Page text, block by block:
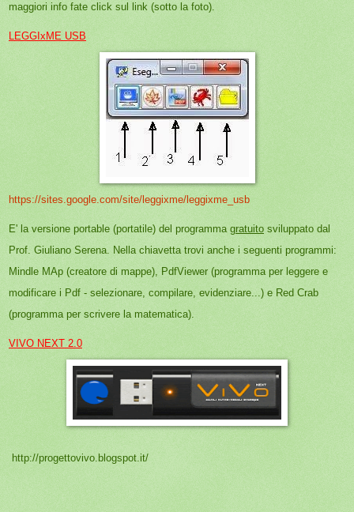
maggiori info fate click sul link (sotto la foto).
LEGGIxME USB
https://sites.google.com/site/leggixme/leggixme_usb
E' la versione portable (portatile) del programma gratuito sviluppato dal
Prof. Giuliano Serena. Nella chiavetta trovi anche i seguenti programmi:
Mindle MAp (creatore di mappe), PdfViewer (programma per leggere e
modificare i Pdf - selezionare, compilare, evidenziare...) e Red Crab
(programma per scrivere la matematica).
VIVO NEXT 2.0
http://progettovivo.blogspot.it/